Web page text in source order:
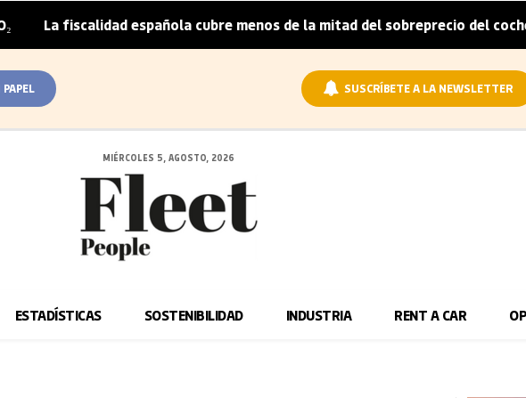
española cubre menos de la mitad del sobreprecio del coche eléctrico
SUSCRÍBETE A LA NEWSLETTER
MIÉRCOLES 5, AGOSTO, 2026
ESTADÍSTICAS SOSTENIBILIDAD INDUSTRIA RENT A CAR